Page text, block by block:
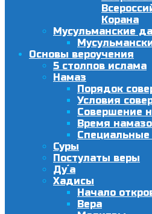
Корана
Мусульманские
Основы вероучения
5 столпов ислама
Намаз
Порядок
Условия
Совершение
Время
Суры
Постулаты веры
Ду´а
Хадисы
Начало
Вера